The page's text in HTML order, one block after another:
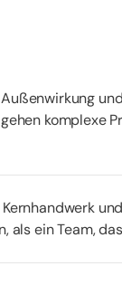
komplexe
ein Team,